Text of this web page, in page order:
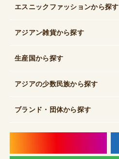
エスニックファッションから探す
アジアン雑貨から探す
生産国から探す
アジアの少数民族から探す
ブランド・団体から探す